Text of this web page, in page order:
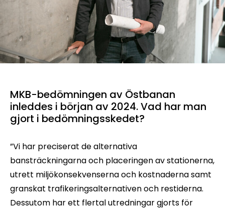
MKB-bedömningen av Östbanan
inleddes i början av 2024. Vad har man
gjort i bedömningsskedet?
”Vi har preciserat de alternativa
bansträckningarna och placeringen av stationerna,
utrett miljökonsekvenserna och kostnaderna samt
granskat trafikeringsalternativen och restiderna.
Dessutom har ett flertal utredningar gjorts för